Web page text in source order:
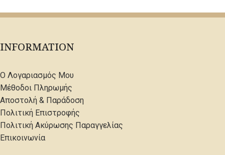
INFORMATION
Ο Λογαριασμός Μου
Μέθοδοι Πληρωμής
Αποστολή & Παράδοση
Πολιτική Επιστροφής
Πολιτική Ακύρωσης Παραγγελίας
Επικοινωνία